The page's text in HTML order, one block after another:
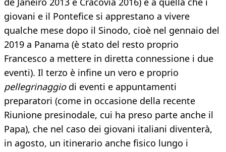
giovani e il Pontefice si apprestano a vivere
qualche mese dopo il Sinodo, cioè nel gennaio del
2019 a Panama (è stato del resto proprio
Francesco a mettere in diretta connessione i due
eventi). Il terzo è infine un vero e proprio
pellegrinaggiodi eventi e appuntamenti
preparatori (come in occasione della recente
Riunione presinodale, cui ha preso parte anche il
Papa), che nel caso dei giovani italiani diventerà,
in agosto, un itinerario anche fisico lungo i